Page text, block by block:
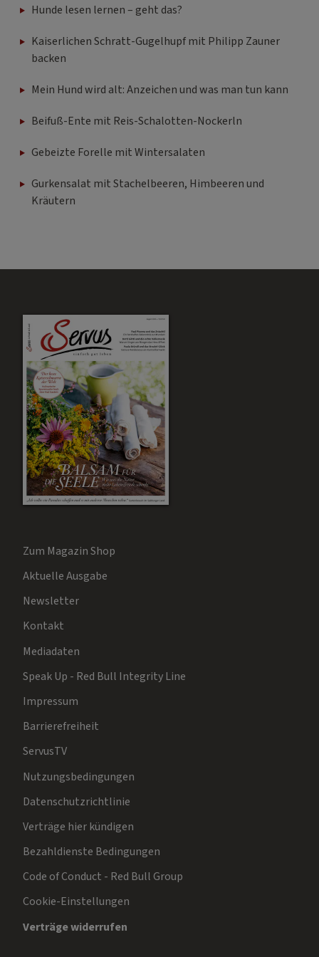
Hunde lesen lernen – geht das?
Kaiserlichen Schratt-Gugelhupf mit Philipp Zauner
backen
Mein Hund wird alt: Anzeichen und was man tun kann
Beifuß-Ente mit Reis-Schalotten-Nockerln
Gebeizte Forelle mit Wintersalaten
Gurkensalat mit Stachelbeeren, Himbeeren und
Kräutern
Zum Magazin Shop
Aktuelle Ausgabe
Newsletter
Kontakt
Mediadaten
Speak Up - Red Bull Integrity Line
Impressum
Barrierefreiheit
ServusTV
Nutzungsbedingungen
Datenschutzrichtlinie
Verträge hier kündigen
Bezahldienste Bedingungen
Code of Conduct - Red Bull Group
Cookie-Einstellungen
Verträge widerrufen